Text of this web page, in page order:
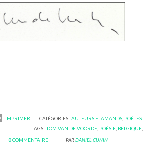
IMPRIMER CATÉGORIES :AUTEURS FLAMANDS POÈTES
TAGS :TOM VAN DE VOORDE, POÉSIE, BELGIQUE,
0COMMENTAIRE PARDANIEL CUNIN